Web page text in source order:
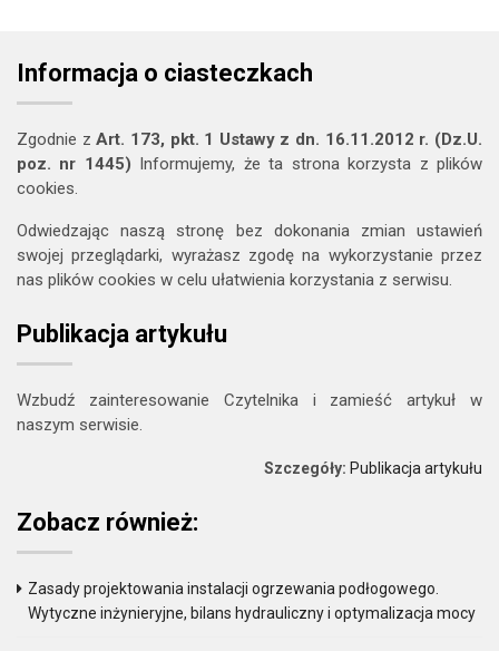
Informacja o ciasteczkach
Zgodnie zArt. 173, pkt. 1 Ustawy z dn. 16.11.2012 r. (Dz.U.
poz. nr 1445) Informujemy, że ta strona korzysta z plików
cookies.
Odwiedzając naszą stronę bez dokonania zmian ustawień
swojej przeglądarki, wyrażasz zgodę na wykorzystanie przez
nas plików cookies w celu ułatwienia korzystania z serwisu.
Publikacja artykułu
Wzbudź zainteresowanie Czytelnika i zamieść artykuł w
naszym serwisie.
Szczegóły: Publikacja artykułu
Zobacz również:
Zasady projektowania instalacji ogrzewania podłogowego.
Wytyczne inżynieryjne, bilans hydrauliczny i optymalizacja mocy